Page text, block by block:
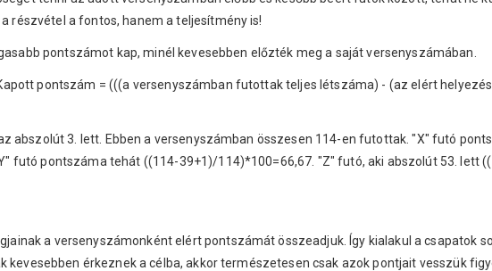
részvétel a fontos, hanem a teljesítmény is!
pontszámot kap, minél kevesebben előzték meg a saját versenyszámában.
pontszám = (((a versenyszámban futottak teljes létszáma) - (az elért
abszolút 3. lett. Ebben a versenyszámban összesen 114-en futottak. "X" futó
futó pontszáma tehát ((114-39+1)/114)*100=66,67. "Z" futó, aki abszolút 53. lett
a versenyszámonként elért pontszámát összeadjuk. Így kialakul a csapatok
kevesebben érkeznek a célba, akkor természetesen csak azok pontjait vesszük